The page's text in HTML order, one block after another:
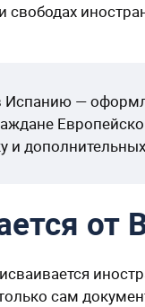
свободах
Испанию —
и
сам